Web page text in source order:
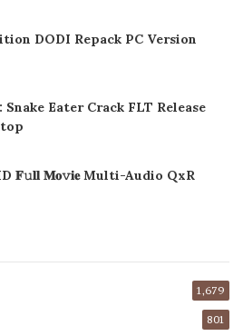
DODI Repack PC Version
Eater Crack FLT Release
𝐅𝚞𝐥𝐥 𝐌𝐨𝚟𝐢𝐞 Multi-Audio QxR
1,679
801